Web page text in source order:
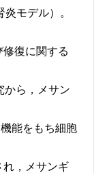
モデル）。
復に関する
から，メサン
能をもち細胞
れ，メサンギ